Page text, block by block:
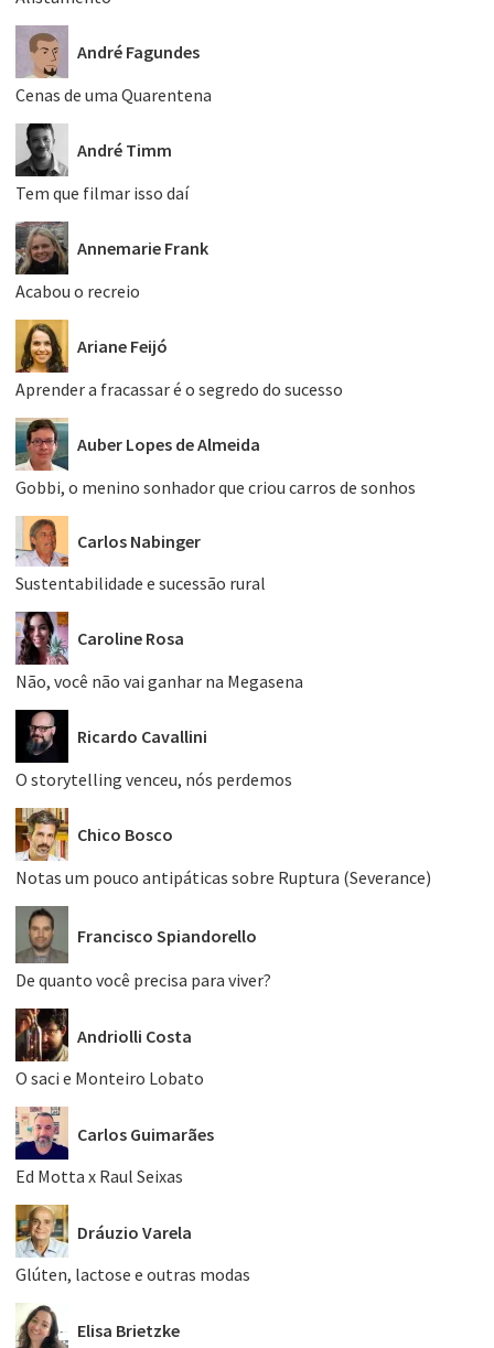
André Fagundes
Cenas de uma Quarentena
André Timm
Tem que filmar isso daí
Annemarie Frank
Acabou o recreio
Ariane Feijó
Aprender a fracassar é o segredo do sucesso
Auber Lopes de Almeida
Gobbi, o menino sonhador que criou carros de sonhos
Carlos Nabinger
Sustentabilidade e sucessão rural
Caroline Rosa
Não, você não vai ganhar na Megasena
Ricardo Cavallini
O storytelling venceu, nós perdemos
Chico Bosco
Notas um pouco antipáticas sobre Ruptura (Severance)
Francisco Spiandorello
De quanto você precisa para viver?
Andriolli Costa
O saci e Monteiro Lobato
Carlos Guimarães
Ed Motta x Raul Seixas
Dráuzio Varela
Glúten, lactose e outras modas
Elisa Brietzke